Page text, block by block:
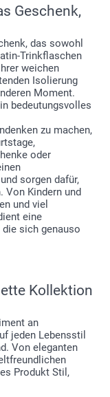
Geschenk,
das sowohl
Trinkflaschen
weichen
Isolierung
Moment.
bedeutungsvolles
zu machen,
oder
sorgen dafür,
Von Kindern und
und viel
eine
sich genauso
Kollektion
an
jeden Lebensstil
Von eleganten
Produkt Stil,